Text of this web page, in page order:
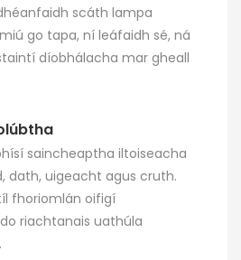
scáth lampa
go tapa, ní leáfaidh sé, ná
díobhálacha mar gheall
saincheaptha iltoiseacha
dath, uigeacht agus cruth.
fhoriomlán oifigí
riachtanais uathúla